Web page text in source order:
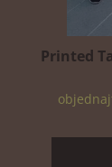
Printed